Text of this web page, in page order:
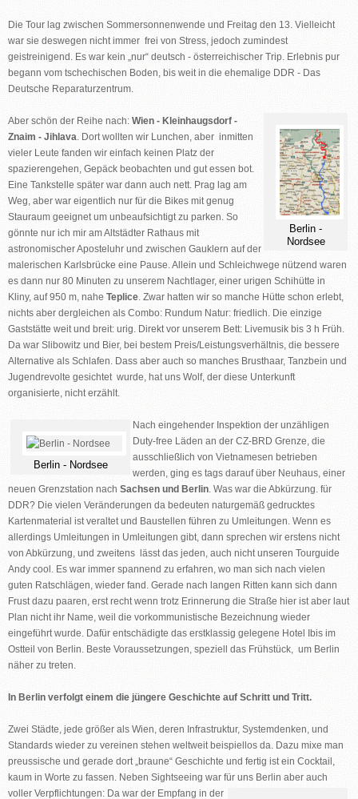
Die Tour lag zwischen Sommersonnenwende und Freitag den 13. Vielleicht
war sie deswegen nicht immer frei von Stress, jedoch zumindest
geistreinigend. Es war kein „nur“ deutsch - österreichischer Trip. Erlebnis pur
begann vom tschechischen Boden, bis weit in die ehemalige DDR - Das
Deutsche Reparaturzentrum.
Berlin -
Nordsee
Aber schön der Reihe nach: Wien - Kleinhaugsdorf -
Znaim - Jihlava. Dort wollten wir Lunchen, aber inmitten
vieler Leute fanden wir einfach keinen Platz der
spazierengehen, Gepäck beobachten und gut essen bot.
Eine Tankstelle später war dann auch nett. Prag lag am
Weg, aber war eigentlich nur für die Bikes mit genug
Stauraum geeignet um unbeaufsichtigt zu parken. So
gönnte nur ich mir am Altstädter Rathaus mit
astronomischer Aposteluhr und zwischen Gauklern auf der
malerischen Karlsbrücke eine Pause. Allein und Schleichwege nützend waren
es dann nur 80 Minuten zu unserem Nachtlager, einer urigen Schihütte in
Kliny, auf 950 m, nahe Teplice. Zwar hatten wir so manche Hütte schon erlebt,
nichts aber dergleichen als Combo: Rundum Natur: friedlich. Die einzige
Gaststätte weit und breit: urig. Direkt vor unserem Bett: Livemusik bis 3 h Früh.
Da war Slibowitz und Bier, bei bestem Preis/Leistungsverhältnis, die bessere
Alternative als Schlafen. Dass aber auch so manches Brusthaar, Tanzbein und
Jugendrevolte gesichtet wurde, hat uns Wolf, der diese Unterkunft
organisierte, nicht erzählt.
Berlin - Nordsee
Nach eingehender Inspektion der unzähligen
Duty-free Läden an der CZ-BRD Grenze, die
ausschließlich von Vietnamesen betrieben
werden, ging es tags darauf über Neuhaus, einer
neuen Grenzstation nach Sachsen und Berlin. Was war die Abkürzung. für
DDR? Die vielen Veränderungen da bedeuten naturgemäß gedrucktes
Kartenmaterial ist veraltet und Baustellen führen zu Umleitungen. Wenn es
allerdings Umleitungen in Umleitungen gibt, dann sprechen wir erstens nicht
von Abkürzung, und zweitens lässt das jeden, auch nicht unseren Tourguide
Andy cool. Es war immer spannend zu erfahren, wo man sich nach vielen
guten Ratschlägen, wieder fand. Gerade nach langen Ritten kann sich dann
Frust dazu paaren, erst recht wenn trotz Erinnerung die Straße hier ist aber laut
Plan nicht ihr Name, weil die vorkommunistische Bezeichnung wieder
eingeführt wurde. Dafür entschädigte das erstklassig gelegene Hotel Ibis im
Ostteil von Berlin. Beste Voraussetzungen, speziell das Frühstück, um Berlin
näher zu treten.
In Berlin verfolgt einem die jüngere Geschichte auf Schritt und Tritt.
Zwei Städte, jede größer als Wien, deren Infrastruktur, Systemdenken, und
Standards wieder zu vereinen stehen weltweit beispiellos da. Dazu mixe man
preussische und gerade dort „braune“ Geschichte und fertig ist ein Cocktail,
kaum in Worte zu fassen. Neben Sightseeing war für uns Berlin aber auch
voller Verpflichtungen: Da war der Empfang in der